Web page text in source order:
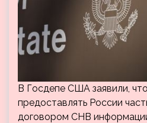
В Госдепе США заявили,
предоставлять России
договором СНВ